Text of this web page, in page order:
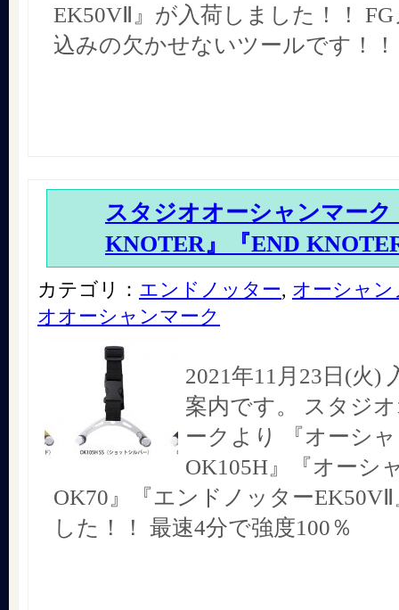
EK50VⅡ』が入荷しました！！
込みの欠かせないツールです！
スタジオオーシャンマーク
KNOTER』『END
カテゴリ： エンドノッター, オーシャ
オオーシャンマーク
2021年11月23日(火)
案内です。 スタジ
ークより 『オーシ
OK105H』『オーシ
OK70』『エンドノッター
した！！ 最速4分で強度100％